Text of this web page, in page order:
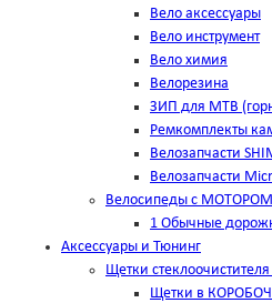
Вело аксессуары
Вело инструмент
Вело химия
Велорезина
ЗИП для MTB
Ремкомплекты
Велозапчасти
Велозапчасти
Велосипеды с МОТОРОМ
1 Обычные
Аксессуары и Тюнинг
Щетки
Щетки в